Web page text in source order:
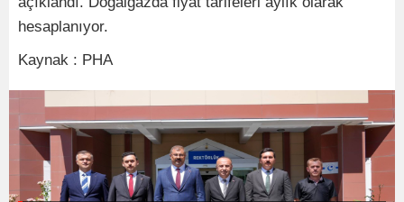
hesaplanıyor.
Kaynak : PHA